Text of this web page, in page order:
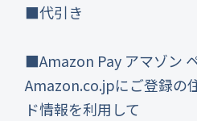
■代引き
■Amazon Pay アマゾン
Amazon.co.jpにご登録の
ド情報を利用して